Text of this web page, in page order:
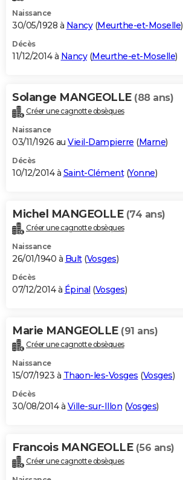
Naissance
30/05/1928 à Nancy(Meurthe-et-Moselle)
Décès
11/12/2014 à Nancy(Meurthe-et-Moselle)
Solange MANGEOLLE (88 ans)
Créer une cagnotte obsèques
Naissance
03/11/1926 au Vieil-Dampierre (Marne)
Décès
10/12/2014 à Saint-Clément(Yonne)
Michel MANGEOLLE (74 ans)
Créer une cagnotte obsèques
Naissance
26/01/1940 à Bult(Vosges)
Décès
07/12/2014 à Épinal (Vosges)
Marie MANGEOLLE (91 ans)
Créer une cagnotte obsèques
Naissance
15/07/1923 à Thaon-les-Vosges (Vosges)
Décès
30/08/2014 à Ville-sur-Illon (Vosges)
Francois MANGEOLLE (56 ans)
Créer une cagnotte obsèques